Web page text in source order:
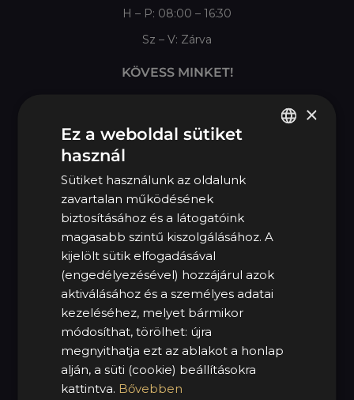
H – P: 08:00 – 16:30
Sz – V: Zárva
KÖVESS MINKET!
HASZNOS LINKEK
MOL Mycarius
Szezonális gumicsere
Impresszum
Jogi nyilatkozat
Adatkezelési tájékoztató
Minőségpolitika
Támogatásaink
×
Ez a weboldal sütiket
használ
Sütiket használunk az oldalunk
zavartalan működésének
biztosításához és a látogatóink
magasabb szintű kiszolgálásához. A
kijelölt sütik elfogadásával
(engedélyezésével) hozzájárul azok
aktiválásához és a személyes adatai
kezeléséhez, melyet bármikor
módosíthat, törölhet: újra
megnyithatja ezt az ablakot a honlap
alján, a süti (cookie) beállításokra
kattintva. Bővebben